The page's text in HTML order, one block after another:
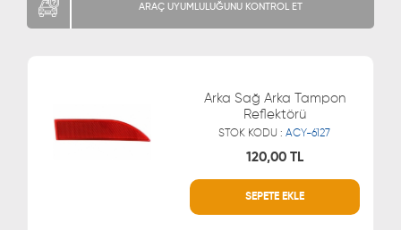
ARAÇ UYUMLULUĞUNU KONTROL ET
Arka Sağ Arka Tampon
Reflektörü
STOK KODU :ACY-6127
120,00 TL
SEPETE EKLE
MÜŞTERİ HİZMETLERİ